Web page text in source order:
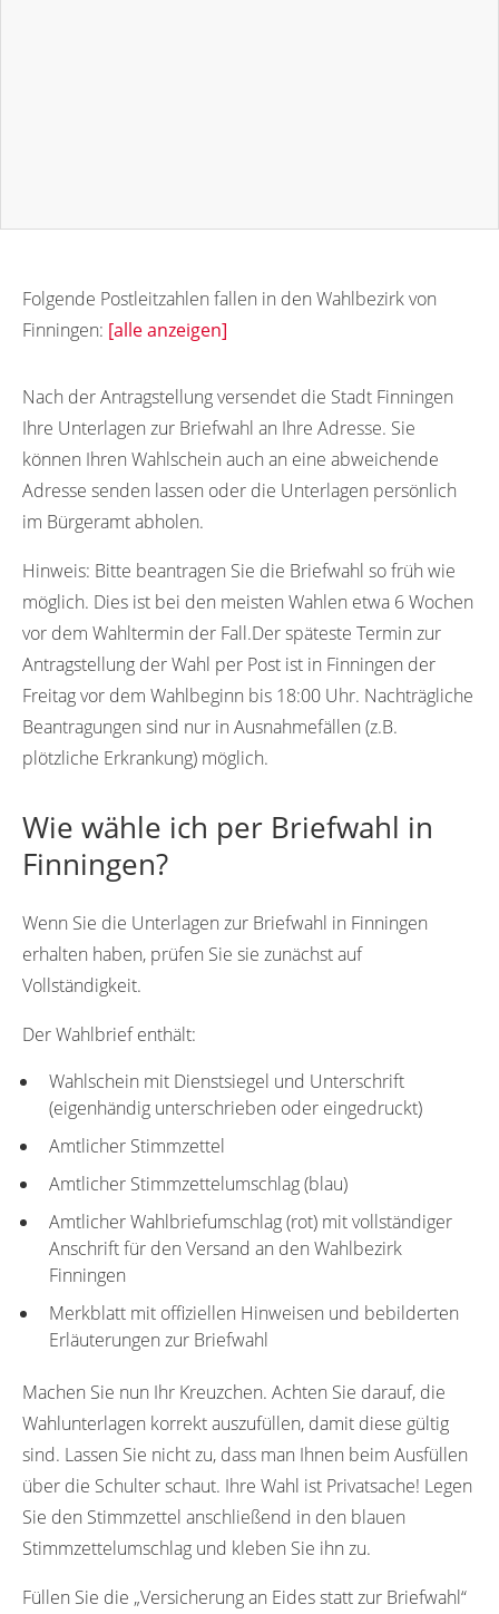
Folgende Postleitzahlen fallen in den Wahlbezirk von
Finningen: [alle anzeigen]
Nach der Antragstellung versendet die Stadt Finningen
Ihre Unterlagen zur Briefwahl an Ihre Adresse. Sie
können Ihren Wahlschein auch an eine abweichende
Adresse senden lassen oder die Unterlagen persönlich
im Bürgeramt abholen.
Hinweis: Bitte beantragen Sie die Briefwahl so früh wie
möglich. Dies ist bei den meisten Wahlen etwa 6 Wochen
vor dem Wahltermin der Fall.Der späteste Termin zur
Antragstellung der Wahl per Post ist in Finningen der
Freitag vor dem Wahlbeginn bis 18:00 Uhr. Nachträgliche
Beantragungen sind nur in Ausnahmefällen (z.B.
plötzliche Erkrankung) möglich.
Wie wähle ich per Briefwahl in
Finningen?
Wenn Sie die Unterlagen zur Briefwahl in Finningen
erhalten haben, prüfen Sie sie zunächst auf
Vollständigkeit.
Der Wahlbrief enthält:
Wahlschein mit Dienstsiegel und Unterschrift
(eigenhändig unterschrieben oder eingedruckt)
Amtlicher Stimmzettel
Amtlicher Stimmzettelumschlag (blau)
Amtlicher Wahlbriefumschlag (rot) mit vollständiger
Anschrift für den Versand an den Wahlbezirk
Finningen
Merkblatt mit offiziellen Hinweisen und bebilderten
Erläuterungen zur Briefwahl
Machen Sie nun Ihr Kreuzchen. Achten Sie darauf, die
Wahlunterlagen korrekt auszufüllen, damit diese gültig
sind. Lassen Sie nicht zu, dass man Ihnen beim Ausfüllen
über die Schulter schaut. Ihre Wahl ist Privatsache! Legen
Sie den Stimmzettel anschließend in den blauen
Stimmzettelumschlag und kleben Sie ihn zu.
Füllen Sie die „Versicherung an Eides statt zur Briefwahl“